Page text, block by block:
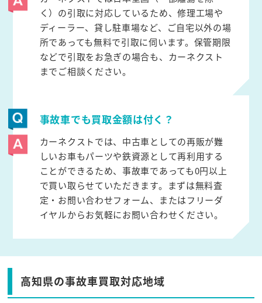
く）の引取に対応しているため、修理工場や
ディーラー、貸し駐車場など、ご自宅以外の場
所であっても無料で引取に伺います。保管期限
などで引取をお急ぎの場合も、カーネクスト
までご相談ください。
事故車でも買取金額は付く？
カーネクストでは、中古車としての再販が難
しいお車もパーツや鉄資源として再利用する
ことができるため、事故車であっても0円以上
で買い取らせていただきます。まずは無料査
定・お問い合わせフォーム、またはフリーダ
イヤルからお気軽にお問い合わせください。
高知県の事故車買取対応地域